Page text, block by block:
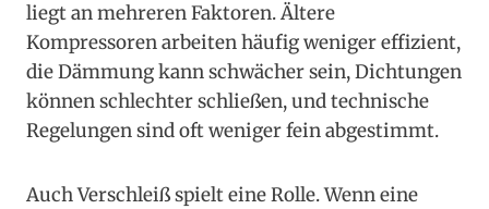
liegt an mehreren Faktoren. Ältere
Kompressoren arbeiten häufig weniger effizient,
die Dämmung kann schwächer sein, Dichtungen
können schlechter schließen, und technische
Regelungen sind oft weniger fein abgestimmt.
Auch Verschleiß spielt eine Rolle. Wenn eine